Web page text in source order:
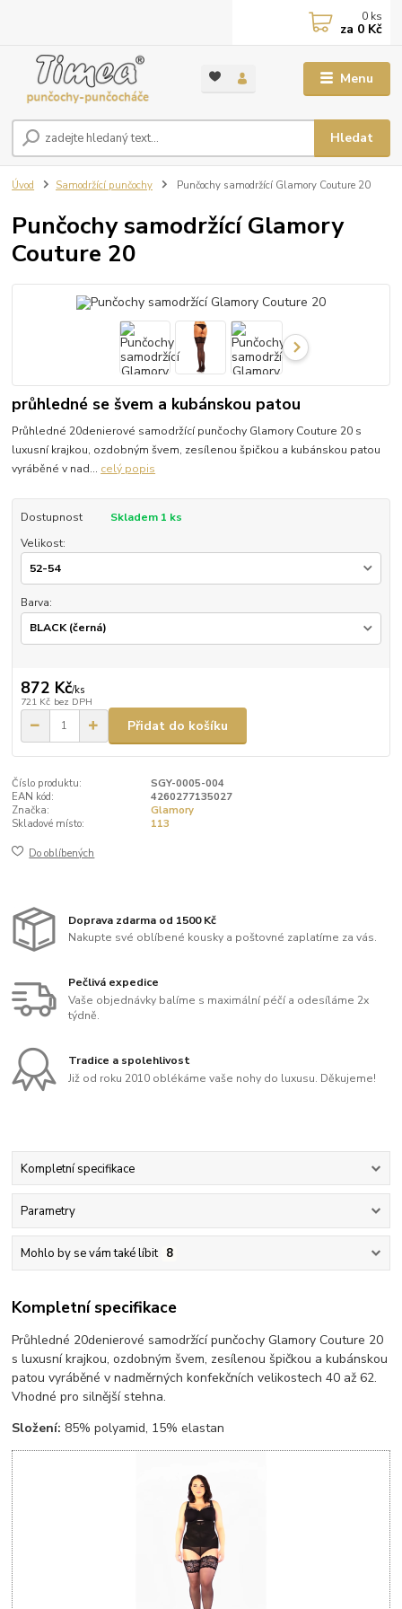
Menu
Hledat
0 ks
za 0 Kč
Úvod Samodržící punčochy Punčochy samodržící Glamory Couture 20
Punčochy samodržící Glamory
Couture 20
průhledné se švem a kubánskou patou
Průhledné 20denierové samodržící punčochy Glamory Couture 20 s
luxusní krajkou, ozdobným švem, zesílenou špičkou a kubánskou patou
vyráběné v nad... celý popis
Dostupnost
Skladem 1 ks
Velikost:
Barva:
872 Kč/ks
721 Kč bez DPH
Přidat do košíku
Číslo produktu:
SGY-0005-004
EAN kód:
4260277135027
Značka:
Glamory
Skladové místo:
113
Do oblíbených
Doprava zdarma od 1500 Kč
Nakupte své oblíbené kousky a poštovné zaplatíme za vás.
Pečlivá expedice
Vaše objednávky balíme s maximální péčí a odesíláme 2x
týdně.
Tradice a spolehlivost
Již od roku 2010 oblékáme vaše nohy do luxusu. Děkujeme!
Kompletní specifikace
Parametry
Mohlo by se vám také líbit 8
Kompletní specifikace
Průhledné 20denierové samodržící punčochy Glamory Couture 20
s luxusní krajkou, ozdobným švem, zesílenou špičkou a kubánskou
patou vyráběné v nadměrných konfekčních velikostech 40 až 62.
Vhodné pro silnější stehna.
Složení: 85% polyamid, 15% elastan